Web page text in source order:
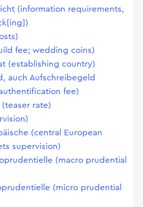
(information requirements,
fee; wedding coins)
(establishing country)
auch Aufschreibegeld
fee)
rate)
(central European
supervision)
(macro prudential
(micro prudential